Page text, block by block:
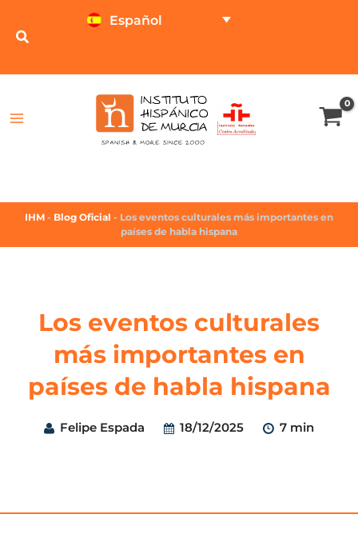
Español
IHM - Blog Oficial - Los eventos culturales más importantes en
países de habla hispana
Los eventos culturales
más importantes en
países de habla hispana
Felipe Espada 18/12/2025 7 min